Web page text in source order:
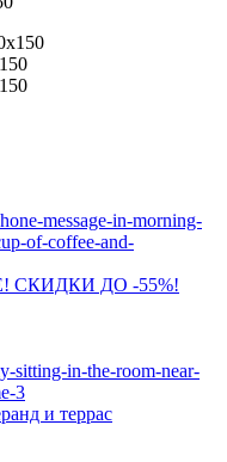
СКИДКИ ДО -55%!
и террас